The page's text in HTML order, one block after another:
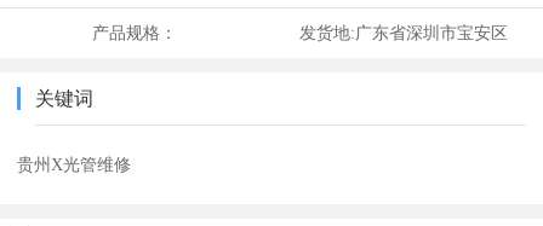
产品规格： 发货地:广东省深圳市宝安区
关键词
贵州X光管维修